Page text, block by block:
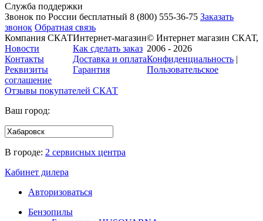
Служба поддержки
Звонок по России бесплатный 8 (800) 555-36-75 Заказать
звонок Обратная связь
Компания СКАТ
Новости
Контакты
Реквизиты
Интернет-магазин
Как сделать заказ
Доставка и оплата
Гарантия
© Интернет магазин СКАТ,
2006 - 2026
Конфиденциальность |
Пользовательское
соглашение
Отзывы покупателей СКАТ
Ваш город:
В городе: 2 сервисных центра
Кабинет дилера
Авторизоваться
Бензопилы